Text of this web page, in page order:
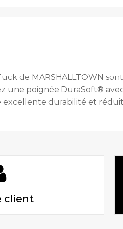
de MARSHALLTOWN
une poignée DuraSoft®
excellente durabilité et
client